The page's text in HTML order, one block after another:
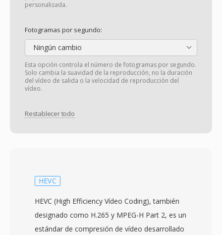
personalizada.
Fotogramas por segundo:
Ningún cambio
Esta opción controla el número de fotogramas por segundo.
Solo cambia la suavidad de la reproducción, no la duración
del vídeo de salida o la velocidad de reproducción del
vídeo.
Restablecer todo
HEVC
HEVC (High Efficiency Vídeo Coding), también
designado como H.265 y MPEG-H Part 2, es un
estándar de compresión de vídeo desarrollado